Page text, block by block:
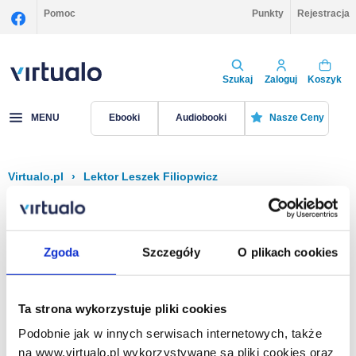
Zgoda Szczegóły O plikach cookies
Ta strona wykorzystuje pliki cookies
Podobnie jak w innych serwisach internetowych, także
na www.virtualo.pl wykorzystywane są pliki cookies oraz
Pomoc Punkty Rejestracja
Szukaj Zaloguj Koszyk
MENU Ebooki Audiobooki Nasze Ceny
Virtualo.pl › Lektor Leszek Filiopwicz
Filtruj Sortuj
Na stronie